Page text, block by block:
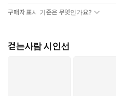
구매자 표시 기준은 무엇인가요?
걷는사람 시인선